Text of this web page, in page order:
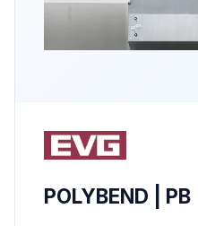
POLYBEND | PB